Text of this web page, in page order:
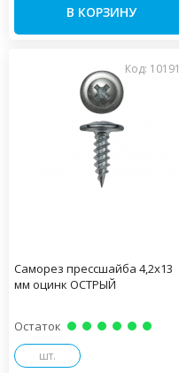
В КОРЗИНУ
Код: 10191
Саморез прессшайба 4,2х13
мм оцинк ОСТРЫЙ
Остаток
шт.